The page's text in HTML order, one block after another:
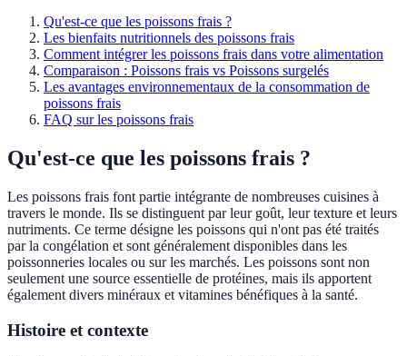
Qu'est-ce que les poissons frais ?
Les bienfaits nutritionnels des poissons frais
Comment intégrer les poissons frais dans votre alimentation
Comparaison : Poissons frais vs Poissons surgelés
Les avantages environnementaux de la consommation de
poissons frais
FAQ sur les poissons frais
Qu'est-ce que les poissons frais ?
Les poissons frais font partie intégrante de nombreuses cuisines à
travers le monde. Ils se distinguent par leur goût, leur texture et leurs
nutriments. Ce terme désigne les poissons qui n'ont pas été traités
par la congélation et sont généralement disponibles dans les
poissonneries locales ou sur les marchés. Les poissons sont non
seulement une source essentielle de protéines, mais ils apportent
également divers minéraux et vitamines bénéfiques à la santé.
Histoire et contexte